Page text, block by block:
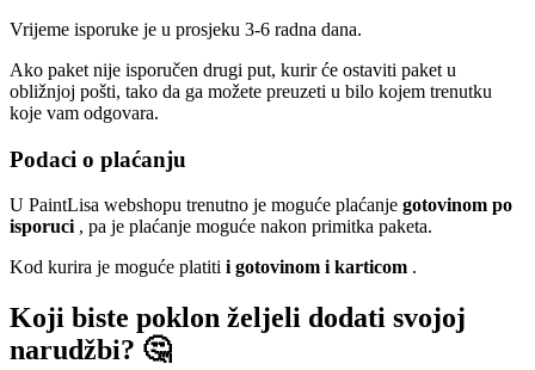
Vrijeme isporuke je u prosjeku 3-6 radna dana.
Ako paket nije isporučen drugi put, kurir će ostaviti paket u
obližnjoj pošti, tako da ga možete preuzeti u bilo kojem trenutku
koje vam odgovara.
Podaci o plaćanju
U PaintLisa webshopu trenutno je moguće plaćanje gotovinom po
isporuci , pa je plaćanje moguće nakon primitka paketa.
Kod kurira je moguće platiti i gotovinom i karticom .
Koji biste poklon željeli dodati svojoj
narudžbi? 🤔